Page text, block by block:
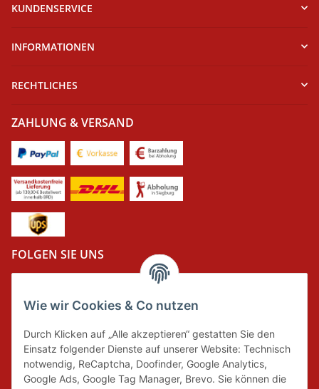
Wie wir Cookies & Co nutzen
Durch Klicken auf „Alle akzeptieren“ gestatten Sie den
Einsatz folgender Dienste auf unserer Website: Technisch
notwendig, ReCaptcha, Doofinder, Google Analytics,
Google Ads, Google Tag Manager, Brevo. Sie können die
KUNDENSERVICE
INFORMATIONEN
RECHTLICHES
ZAHLUNG & VERSAND
FOLGEN SIE UNS
Wir tragen Verantwortung und erfüllen unsere
Pflichten zur Systembeteiligung nach dem
Verpackungsgesetz.